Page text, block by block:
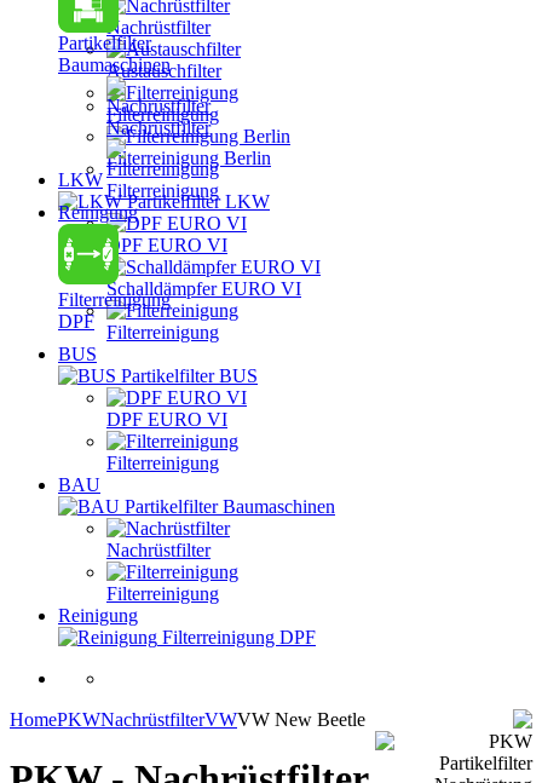
Partikelfilter
Baumaschinen
Nachrüstfilter
Filterreinigung
Reinigung
Filterreinigung
DPF
Nachrüstfilter
Austauschfilter
Filterreinigung
Filterreinigung Berlin
LKW
Partikelfilter LKW
DPF EURO VI
Schalldämpfer EURO VI
Filterreinigung
BUS
Partikelfilter BUS
DPF EURO VI
Filterreinigung
BAU
Partikelfilter Baumaschinen
Nachrüstfilter
Filterreinigung
Reinigung
Filterreinigung DPF
HomePKWNachrüstfilterVWVW New Beetle